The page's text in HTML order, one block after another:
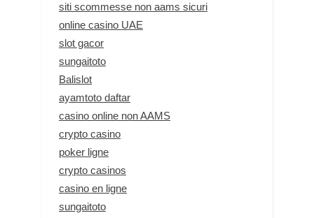
siti scommesse non aams sicuri
online casino UAE
slot gacor
sungaitoto
Balislot
ayamtoto daftar
casino online non AAMS
crypto casino
poker ligne
crypto casinos
casino en ligne
sungaitoto